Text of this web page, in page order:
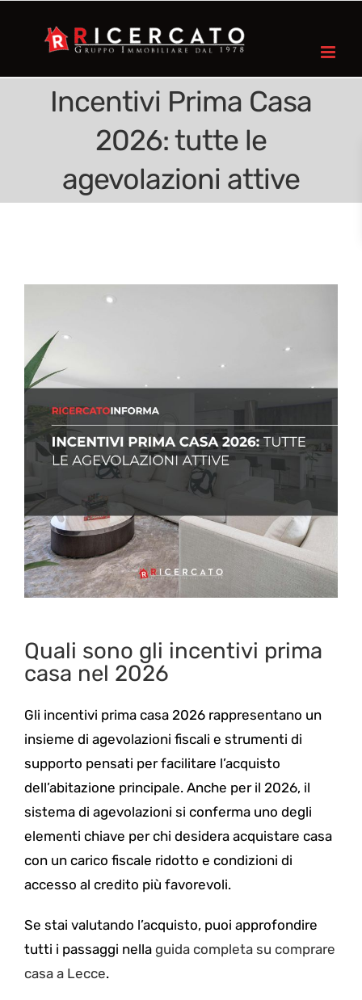
Incentivi Prima Casa
2026: tutte le
agevolazioni attive
Quali sono gli incentivi prima
casa nel 2026
Gli incentivi prima casa 2026 rappresentano un
insieme di agevolazioni fiscali e strumenti di
supporto pensati per facilitare l’acquisto
dell’abitazione principale. Anche per il 2026, il
sistema di agevolazioni si conferma uno degli
elementi chiave per chi desidera acquistare casa
con un carico fiscale ridotto e condizioni di
accesso al credito più favorevoli.
Se stai valutando l’acquisto, puoi approfondire
tutti i passaggi nella guida completa su comprare
casa a Lecce.